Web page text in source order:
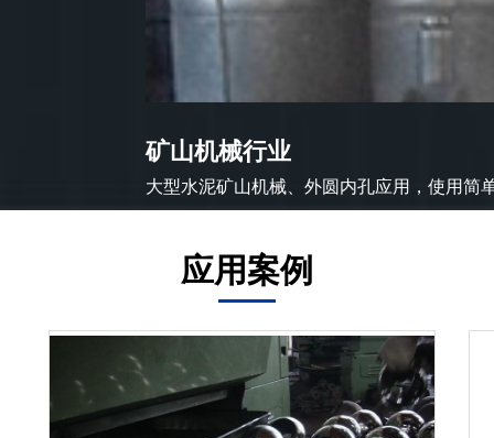
矿山机械行业
大型水泥矿山机械、外圆内孔应用，使用简
应用案例